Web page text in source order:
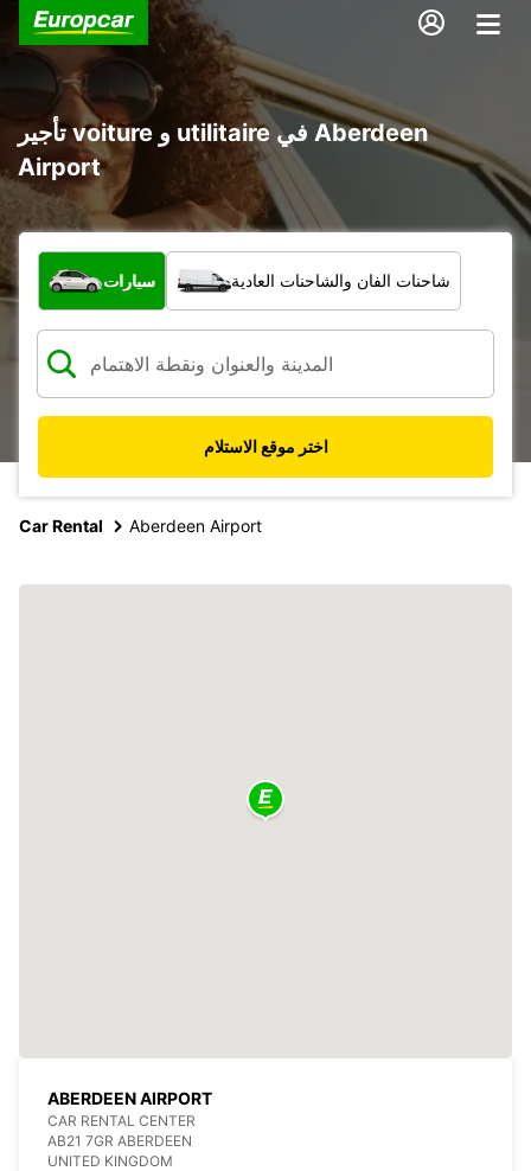
تأجير voiture و utilitaire في Aberdeen
Airport
ما نوع المركبة؟
سيارات شاحنات الفان والشاحنات العادية
اختر موقع الاستلام
Car Rental Aberdeen Airport
ABERDEEN AIRPORT
CAR RENTAL CENTER
AB21 7GR ABERDEEN
UNITED KINGDOM